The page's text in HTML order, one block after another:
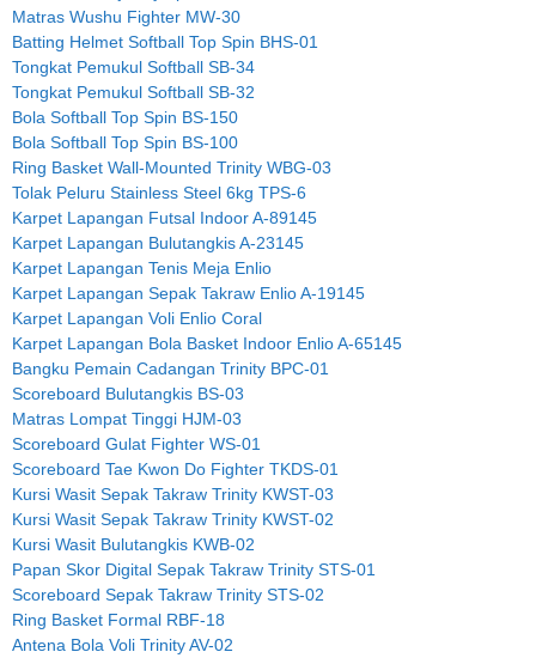
Matras Wushu Fighter MW-30
Batting Helmet Softball Top Spin BHS-01
Tongkat Pemukul Softball SB-34
Tongkat Pemukul Softball SB-32
Bola Softball Top Spin BS-150
Bola Softball Top Spin BS-100
Ring Basket Wall-Mounted Trinity WBG-03
Tolak Peluru Stainless Steel 6kg TPS-6
Karpet Lapangan Futsal Indoor A-89145
Karpet Lapangan Bulutangkis A-23145
Karpet Lapangan Tenis Meja Enlio
Karpet Lapangan Sepak Takraw Enlio A-19145
Karpet Lapangan Voli Enlio Coral
Karpet Lapangan Bola Basket Indoor Enlio A-65145
Bangku Pemain Cadangan Trinity BPC-01
Scoreboard Bulutangkis BS-03
Matras Lompat Tinggi HJM-03
Scoreboard Gulat Fighter WS-01
Scoreboard Tae Kwon Do Fighter TKDS-01
Kursi Wasit Sepak Takraw Trinity KWST-03
Kursi Wasit Sepak Takraw Trinity KWST-02
Kursi Wasit Bulutangkis KWB-02
Papan Skor Digital Sepak Takraw Trinity STS-01
Scoreboard Sepak Takraw Trinity STS-02
Ring Basket Formal RBF-18
Antena Bola Voli Trinity AV-02